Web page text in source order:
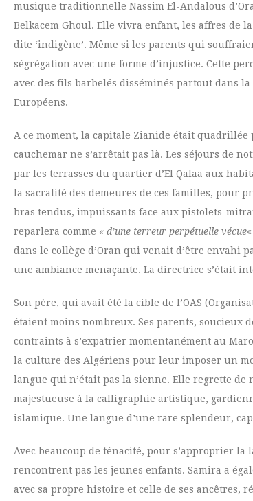
musique traditionnelle Nassim El-Andalous
Belkacem Ghoul. Elle vivra enfant, les affres de
dite ‘indigène’. Même si les parents qui
ségrégation avec une forme d’injustice. Cette
avec des fils barbelés disséminés partout dans
Européens.
A ce moment, la capitale Zianide était
cauchemar ne s’arrêtait pas là. Les séjours de
par les terrasses du quartier d’El Qalaa aux
la sacralité des demeures de ces familles, pour
bras tendus, impuissants face aux pistolets-
reparlera comme « d’une terreur perpétuelle vécue
dans le collège d’Oran qui venait d’être envahi
une ambiance menaçante. La directrice s’était
Son père, qui avait été la cible de l’OAS
étaient moins nombreux. Ses parents, soucieux
contraints à s’expatrier momentanément au
la culture des Algériens pour leur imposer un
langue qui n’était pas la sienne. Elle regrette
majestueuse à la calligraphie artistique,
islamique. Une langue d’une rare splendeur,
Avec beaucoup de ténacité, pour s’approprier
rencontrent pas les jeunes enfants. Samira a
avec sa propre histoire et celle de ses